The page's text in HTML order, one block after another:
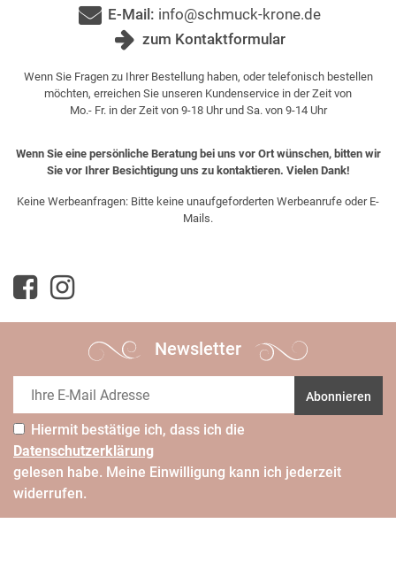
E-Mail: info@schmuck-krone.de
zum Kontaktformular
Wenn Sie Fragen zu Ihrer Bestellung haben, oder telefonisch bestellen
möchten, erreichen Sie unseren Kundenservice in der Zeit von
Mo.- Fr. in der Zeit von 9-18 Uhr und Sa. von 9-14 Uhr
Wenn Sie eine persönliche Beratung bei uns vor Ort wünschen, bitten wir
Sie vor Ihrer Besichtigung uns zu kontaktieren. Vielen Dank!
Keine Werbeanfragen: Bitte keine unaufgeforderten Werbeanrufe oder E-
Mails.
Newsletter
Abonnieren
Hiermit bestätige ich, dass ich die
Daten­schutz­erklärung
gelesen habe. Meine Einwilligung kann ich jederzeit
widerrufen.